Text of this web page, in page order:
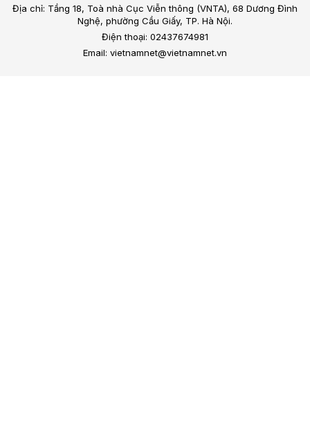
Địa chỉ: Tầng 18, Toà nhà Cục Viễn thông (VNTA), 68 Dương Đình
Nghệ, phường Cầu Giấy, TP. Hà Nội.
Điện thoại: 02437674981
Email: vietnamnet@vietnamnet.vn